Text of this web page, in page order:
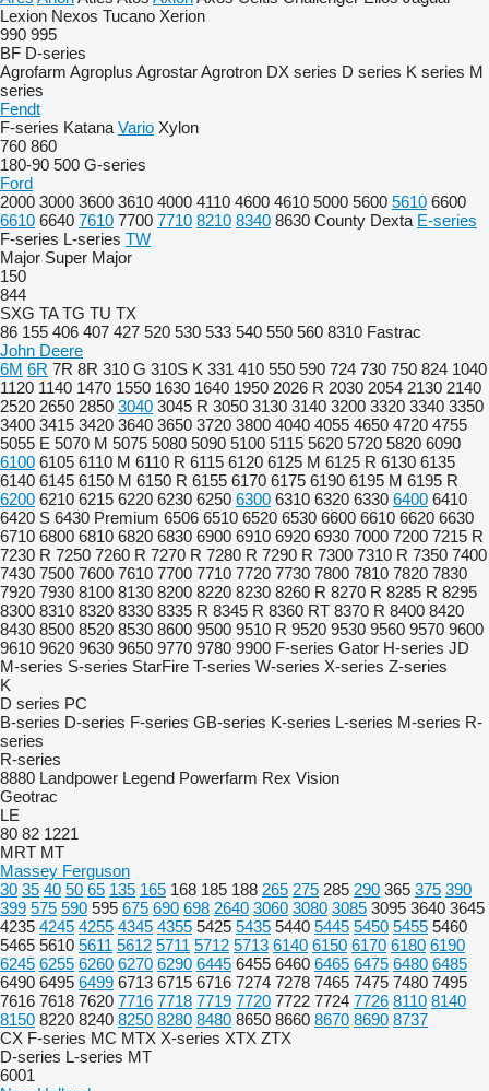
Lexion Nexos Tucano Xerion
990 995
BF D-series
Agrofarm Agroplus AgrostarAgrotron DX series D series K series M
series
Fendt
F-series Katana Vario Xylon
760 860
180-90 500 G-series
Ford
2000 3000 3600 3610 4000 4110 4600 4610 5000 5600 5610 6600
6610 6640 7610 7700 7710 8210 8340 8630 County Dexta E-series
F-series L-series TW
Major Super Major
150
844
SXG TA TG TU TX
86 155 406 407 427 520 530 533 540 550 560 8310 Fastrac
John Deere
6M 6R 7R 8R 310 G 310S K 331 410 550 590 724 730 750 824 1040
1120 1140 1470 1550 1630 1640 1950 2026 R 2030 2054 2130 2140
2520 2650 2850 3040 3045 R 3050 3130 3140 3200 3320 3340 3350
3400 3415 3420 3640 3650 3720 3800 4040 4055 4650 4720 4755
5055 E 5070 M 5075 5080 5090 5100 5115 5620 5720 5820 6090
6100 6105 6110 M 6110 R 6115 6120 6125 M 6125 R 6130 6135
6140 6145 6150 M 6150 R 6155 6170 6175 6190 6195 M 6195 R
6200 6210 6215 6220 6230 6250 6300 6310 6320 6330 6400 6410
6420 S 6430 Premium 6506 6510 6520 6530 6600 6610 6620 6630
6710 6800 6810 6820 6830 6900 6910 6920 6930 7000 7200 7215 R
7230 R 7250 7260 R 7270 R 7280 R 7290 R 7300 7310 R 7350 7400
7430 7500 7600 7610 7700 7710 7720 7730 7800 7810 7820 7830
7920 7930 8100 8130 8200 8220 8230 8260 R 8270 R 8285 R 8295
8300 8310 8320 8330 8335 R 8345 R 8360 RT 8370 R 8400 8420
8430 8500 8520 8530 8600 9500 9510 R 9520 9530 9560 9570 9600
9610 9620 9630 9650 9770 9780 9900 F-series Gator H-series JD
M-series S-series StarFire T-series W-series X-series Z-series
K
D series PC
B-series D-series F-series GB-series K-series L-series M-series R-
series
R-series
8880 Landpower Legend Powerfarm Rex Vision
Geotrac
LE
80 82 1221
MRT MT
Massey Ferguson
30 35 40 50 65 135 165 168 185 188 265 275 285 290 365 375 390
399 575 590 595 675 690 698 2640 3060 3080 3085 3095 3640 3645
4235 4245 4255 4345 4355 5425 5435 5440 5445 5450 5455 5460
5465 5610 5611 5612 5711 5712 5713 6140 6150 6170 6180 6190
6245 6255 6260 6270 6290 6445 6455 6460 6465 6475 6480 6485
6490 6495 6499 6713 6715 6716 7274 7278 7465 7475 7480 7495
7616 7618 7620 7716 7718 7719 7720 7722 7724 7726 8110 8140
8150 8220 8240 8250 8280 8480 8650 8660 8670 8690 8737
CX F-series MC MTX X-series XTX ZTX
D-series L-series MT
6001